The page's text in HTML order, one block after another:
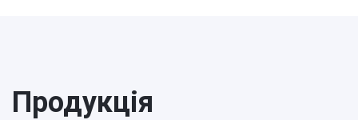
Продукція